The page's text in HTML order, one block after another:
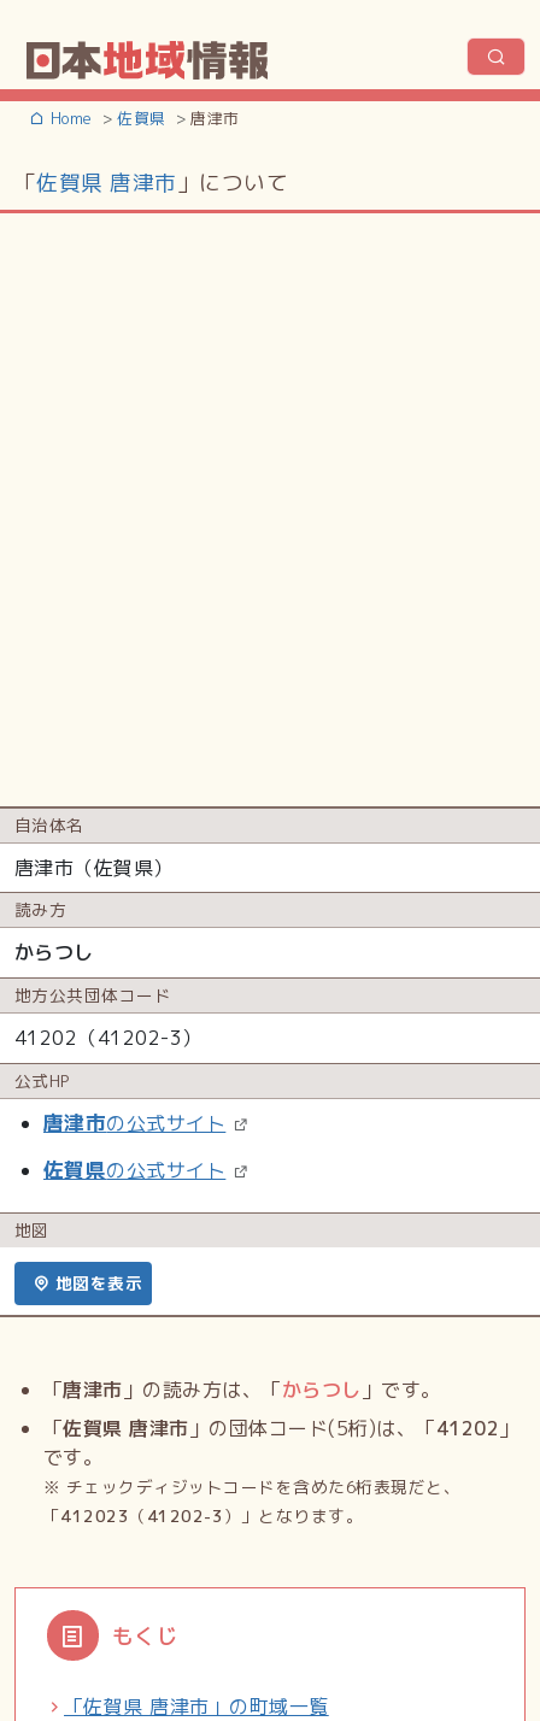
Home 佐賀県 唐津市
「佐賀県 唐津市 」について
自治体名
唐津市（佐賀県）
読み方
からつし
地方公共団体コード
41202（41202-3）
公式HP
唐津市の公式サイト
佐賀県の公式サイト
地図
地図を表示
「唐津市 」の読み方は、「からつし 」です。
「佐賀県 唐津市 」の団体コード(5桁)は、「41202 」
です。
※ チェックディジットコードを含めた6桁表現だと、
「412023 （ 41202-3 ）」となります。
もくじ
「佐賀県 唐津市」の町域一覧